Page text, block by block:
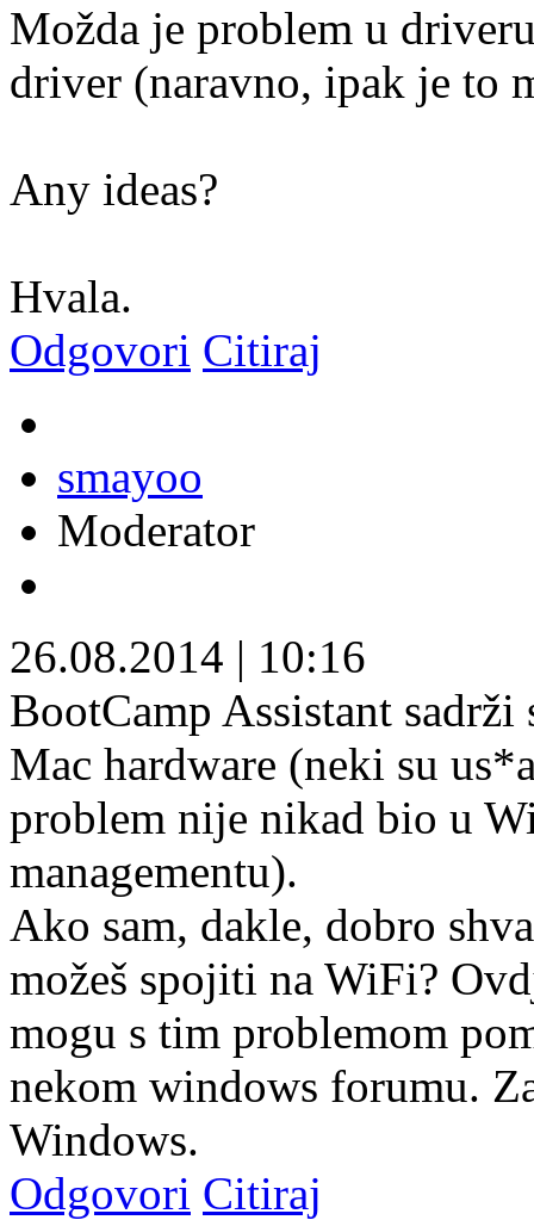
Možda je problem u
driver (naravno, ipak je to
Any ideas?
Hvala.
Odgovori Citiraj
smayoo
Moderator
26.08.2014 | 10:16
BootCamp Assistant
Mac hardware (neki su
problem nije nikad bio u
managementu).
Ako sam, dakle, dobro
možeš spojiti na WiFi?
mogu s tim problemom
nekom windows forumu.
Windows.
Odgovori Citiraj